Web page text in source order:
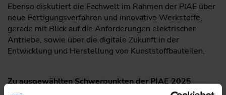
Ebenso diskutiert die Fachwelt im Rahmen der PIAE über
neue Fertigungsverfahren und innovative Werkstoffe,
gerade mit Blick auf die Anforderungen elektrischer
Antriebe, sowie über die digitale Zukunft in der
Entwicklung und Herstellung von Kunststoffbauteilen.
Zu ausgewählten Schwerpunkten der PIAE 2025
zählen: